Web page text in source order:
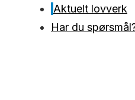
Aktuelt lovverk
Har du